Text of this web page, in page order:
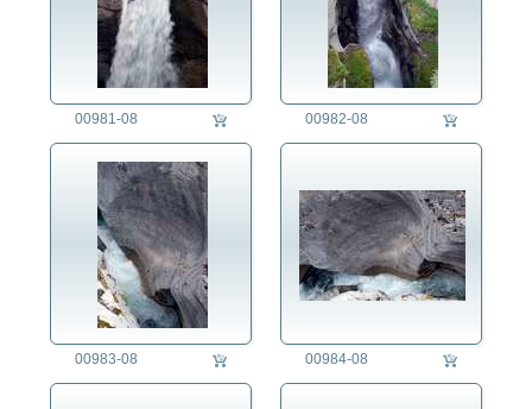
00981-08 00982-08
00983-08 00984-08